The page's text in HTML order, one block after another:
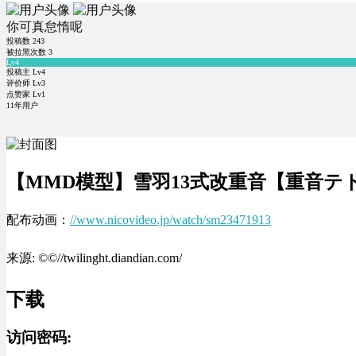
你可真怠惰呢
投稿数 243
被拉黑次数 3
Lv4
投稿主 Lv4
评价师 Lv3
点赞家 Lv1
11年用户
【MMD模型】雪羽13式改重音【重音テ
配布动画： //www.nicovideo.jp/watch/sm23471913
来源: ©©//twilinght.diandian.com/
下载
访问密码: